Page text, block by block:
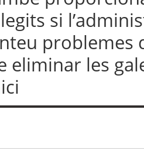
si
problemes
eliminar les